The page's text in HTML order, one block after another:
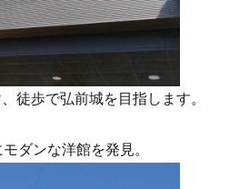
徒歩で弘前城を目指します。
ダンな洋館を発見。